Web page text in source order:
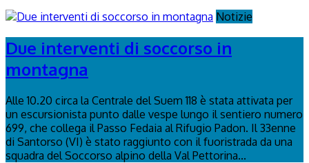
Notizie
Due interventi di soccorso in
montagna
Alle 10.20 circa la Centrale del Suem 118 è stata attivata per
un escursionista punto dalle vespe lungo il sentiero numero
699, che collega il Passo Fedaia al Rifugio Padon. Il 33enne
di Santorso (VI) è stato raggiunto con il fuoristrada da una
squadra del Soccorso alpino della Val Pettorina...